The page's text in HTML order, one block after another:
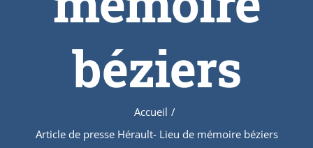
béziers
Accueil /
Article de presse Hérault- Lieu de mémoire béziers